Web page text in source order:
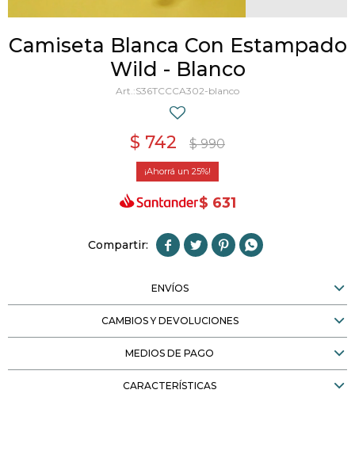
Camiseta Blanca Con Estampado
Wild - Blanco
S36TCCCA302-blanco
$ 742 $ 990
25
$ 631
   
ENVÍOS
CAMBIOS Y DEVOLUCIONES
MEDIOS DE PAGO
CARACTERÍSTICAS